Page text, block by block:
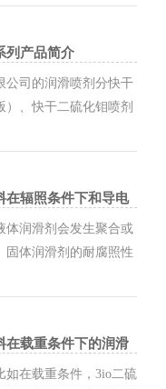
产品的厂家。其中二硫
钼喷剂品种最全、有...
列产品简介
公司的润滑喷剂分快干
）、快干二硫化钼喷剂
喷剂（英文版）、强效
、油性二硫化钼喷剂
喷剂...
在辐照条件下和导电
体润滑剂会发生聚合或
固体润滑剂的耐腐照性
个╱cm2这样强的中子
硫化钼等固体润滑材
在载重条件下的润滑
如在载重条件，3io二硫